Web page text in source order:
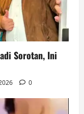
Sorotan, Ini
0